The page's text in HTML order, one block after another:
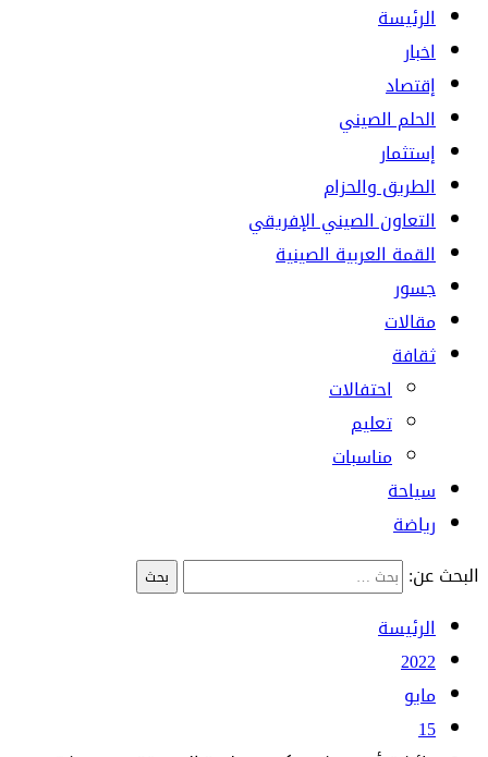
الرئيسة
اخبار
إقتصاد
الحلم الصيني
إستثمار
الطريق والحزام
التعاون الصيني الإفريقي
القمة العربية الصينية
جسور
مقالات
ثقافة
احتفالات
تعليم
مناسبات
سياحة
رياضة
البحث عن:
الرئيسة
2022
مايو
15